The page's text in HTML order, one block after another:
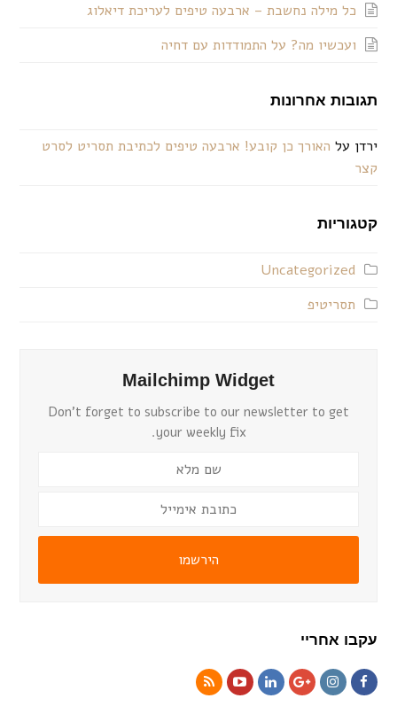
כל מילה נחשבת – ארבעה טיפים לעריכת דיאלוג
ועכשיו מה? על התמודדות עם דחיה
תגובות אחרונות
ירדן על האורך כן קובע! ארבעה טיפים לכתיבת תסריט לסרט
קצר
קטגוריות
Uncategorized
תסריטיפ
Mailchimp Widget
Don't forget to subscribe to our newsletter to get
your weekly fix.
הירשמו
עקבו אחריי